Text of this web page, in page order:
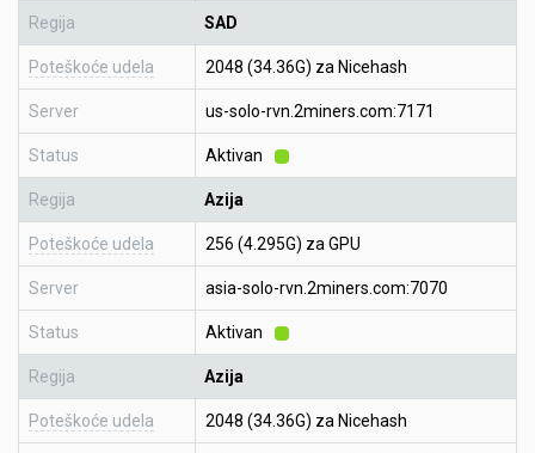
Regija SAD
Poteškoće udela 2048 (34.36G) za Nicehash
Server us-solo-rvn.2miners.com:7171
Status Aktivan
Regija Azija
Poteškoće udela 256 (4.295G) za GPU
Server asia-solo-rvn.2miners.com:7070
Status Aktivan
Regija Azija
Poteškoće udela 2048 (34.36G) za Nicehash